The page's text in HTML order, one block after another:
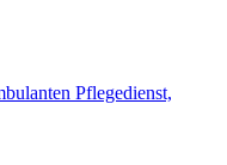
Pflegedienst,